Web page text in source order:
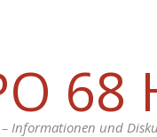
– Informationen und